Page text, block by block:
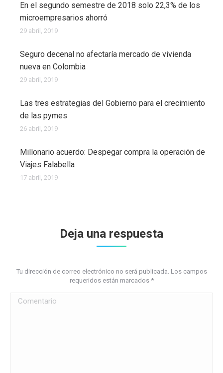
En el segundo semestre de 2018 solo 22,3% de los
microempresarios ahorró
29 abril, 2019
Seguro decenal no afectaría mercado de vivienda
nueva en Colombia
29 abril, 2019
Las tres estrategias del Gobierno para el crecimiento
de las pymes
26 abril, 2019
Millonario acuerdo: Despegar compra la operación de
Viajes Falabella
17 abril, 2019
Deja una respuesta
Tu dirección de correo electrónico no será publicada. Los campos
requeridos están marcados *
Comentario